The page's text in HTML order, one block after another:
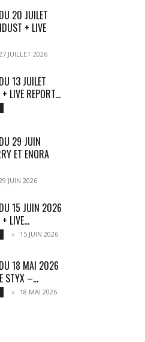
20 JUILET
+ LIVE
JUILLET 2026
13 JUILET
LIVE REPORT...
29 JUIN
ET ENORA
JUIN 2026
15 JUIN 2026
LIVE...
15 JUIN 2026
18 MAI 2026
STYX –...
18 MAI 2026